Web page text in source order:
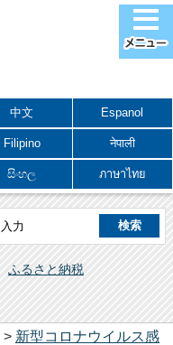
中文 Espanol
Filipino नेपाली
සිංහල ภาษาไทย
ふるさと納税
> 新型コロナウイルス感